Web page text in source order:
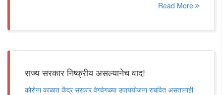
Read More
राज्य सरकार निष्क्रीय असल्यानेच वाद!
कोरोना काळात केंद्र सरकार वेगवेगळ्या उपाययोजना राबवित असतानाही